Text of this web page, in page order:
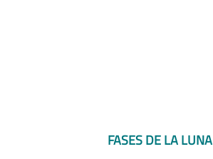
FASES DE LA LUNA